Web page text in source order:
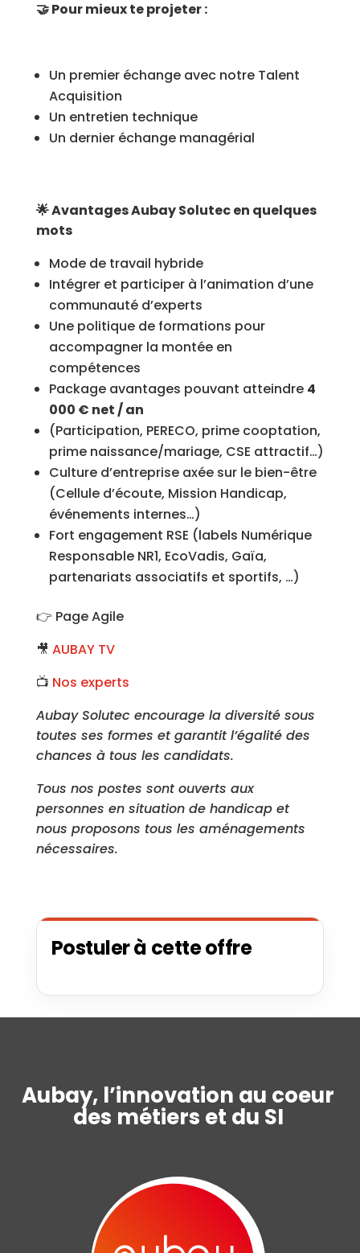
🤝 Pour mieux te projeter :
Un premier échange avec notre Talent
Acquisition
Un entretien technique
Un dernier échange managérial
🌟 Avantages Aubay Solutec en quelques
mots
Mode de travail hybride
Intégrer et participer à l’animation d’une
communauté d’experts
Une politique de formations pour
accompagner la montée en
compétences
Package avantages pouvant atteindre 4
000 € net / an
(Participation, PERECO, prime cooptation,
prime naissance/mariage, CSE attractif…)
Culture d’entreprise axée sur le bien-être
(Cellule d’écoute, Mission Handicap,
événements internes…)
Fort engagement RSE (labels Numérique
Responsable NR1, EcoVadis, Gaïa,
partenariats associatifs et sportifs, …)
👉 Page Agile
🎥 AUBAY TV
📺 Nos experts
Aubay Solutec encourage la diversité sous
toutes ses formes et garantit l’égalité des
chances à tous les candidats.
Tous nos postes sont ouverts aux
personnes en situation de handicap et
nous proposons tous les aménagements
nécessaires.
Postuler à cette offre
Aubay, l’innovation au coeur
des métiers et du SI